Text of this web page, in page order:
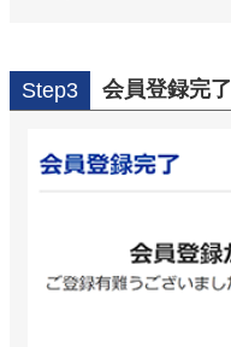
Step3 会員登録完了